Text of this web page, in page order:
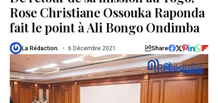
Rose Christiane Ossouka Raponda
fait le point à Ali Bongo Ondimba
La Rédaction. 6 Décembre 2021 Share